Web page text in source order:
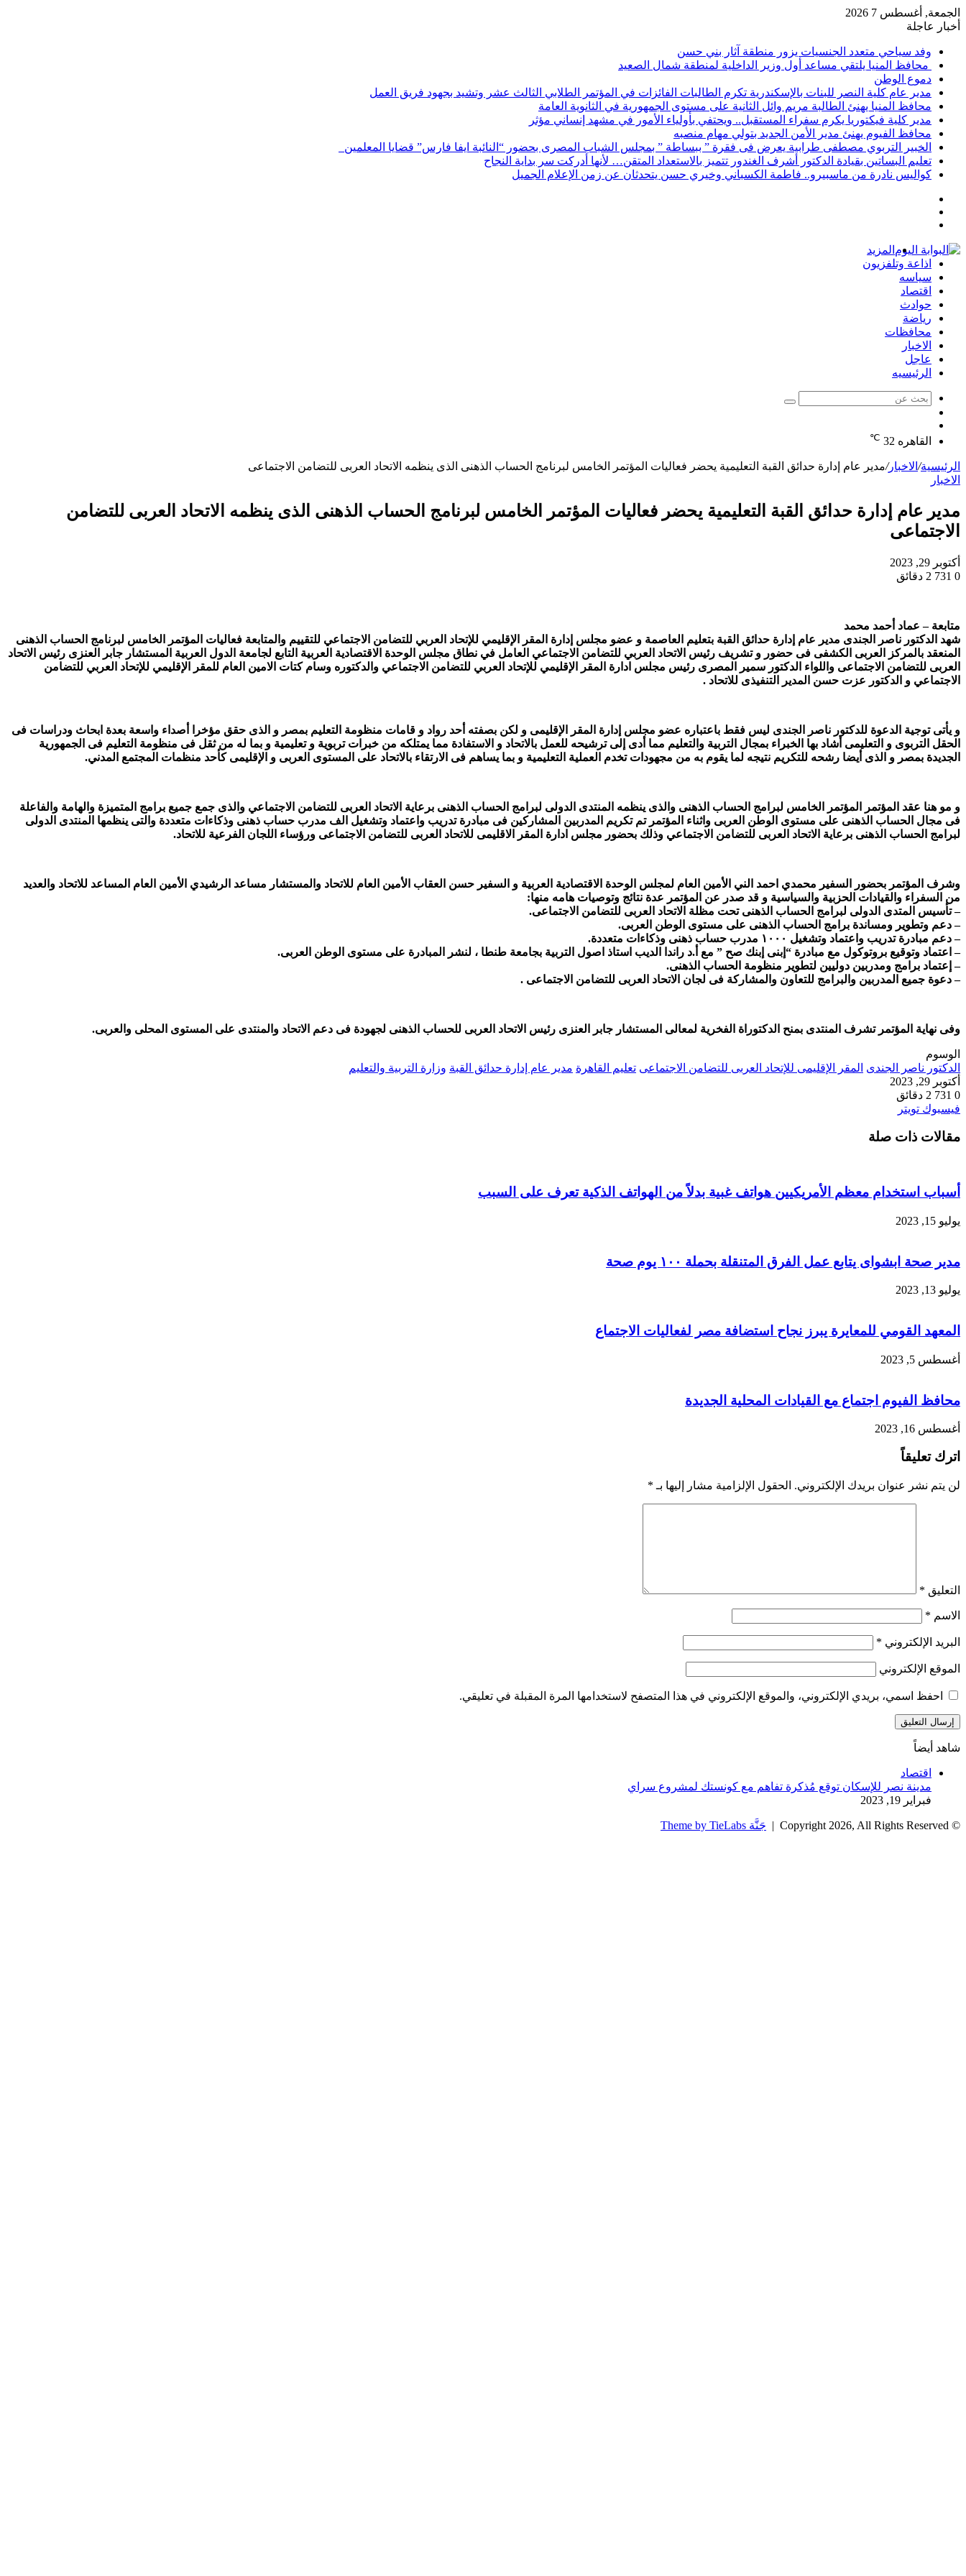
الجمعة, أغسطس 7 2026
أخبار عاجلة
وفد سياحي متعدد الجنسيات يزور منطقة آثار بني حسن
محافظ المنيا يلتقي مساعد أول وزير الداخلية لمنطقة شمال الصعيد
دموع الوطن
مدير عام كلية النصر للبنات بالإسكندرية تكرم الطالبات الفائزات في المؤتمر الطلابي الثالث عشر وتشيد بجهود فريق العمل
محافظ المنيا يهنئ الطالبة مريم وائل الثانية على مستوى الجمهورية في الثانوية العامة
مدير كلية فيكتوريا يكرم سفراء المستقبل.. ويحتفي بأولياء الأمور في مشهد إنساني مؤثر
محافظ الفيوم يهنئ مدير الأمن الجديد بتولي مهام منصبه
الخبير التربوي مصطفى طرابية يعرض فى فقرة ” ببساطة ” بمجلس الشباب المصرى بحضور “النائبة ايفا فارس” قضايا المعلمين
تعليم البساتين بقيادة الدكتور أشرف الغندور تتميز بالاستعداد المتقن… لأنها أدركت سر بداية النجاح
كواليس نادرة من ماسبيرو.. فاطمة الكسباني وخيري حسن يتحدثان عن زمن الإعلام الجميل
المزيد
اذاعة وتلفزيون
سياسه
اقتصاد
حوادث
رياضة
محافظات
الاخبار
عاجل
الرئيسيه
بحث
عشوائي
القاهره 32
℃
الرئيسية/ الاخبار/مدير عام إدارة حدائق القبة التعليمية يحضر فعاليات المؤتمر الخامس لبرنامج الحساب الذهنى الذى ينظمه الاتحاد العربى للتضامن الاجتماعى
الاخبار
مدير عام إدارة حدائق القبة التعليمية يحضر فعاليات المؤتمر الخامس لبرنامج الحساب الذهنى الذى ينظمه الاتحاد العربى للتضامن
الاجتماعى
أكتوبر 29, 2023
0
2 دقائق
متابعة – عماد أحمد محمد
شهد الدكتور ناصر الجندى مدير عام إدارة حدائق القبة بتعليم العاصمة و عضو مجلس إدارة المقر الإقليمي للإتحاد العربي للتضامن الاجتماعي للتقييم والمتابعة فعاليات المؤتمر الخامس لبرنامج الحساب الذهنى
المنعقد بالمركز العربى الكشفى فى حضور و تشريف رئيس الاتحاد العربي للتضامن الاجتماعي العامل في نطاق مجلس الوحدة الاقتصادية العربية التابع لجامعة الدول العربية المستشار جابر العنزى رئيس الاتحاد
العربى للتضامن الاجتماعى واللواء الدكتور سمير المصرى رئيس مجلس ادارة المقر الإقليمي للإتحاد العربي للتضامن الاجتماعي والدكتوره وسام كتات الامين العام للمقر الإقليمي للإتحاد العربي للتضامن
الاجتماعي و الدكتور عزت حسن المدير التنفيذى للاتحاد .
و يأتى توجية الدعوة للدكتور ناصر الجندى ليس فقط باعتباره عضو مجلس إدارة المقر الإقليمى و لكن بصفته أحد رواد و قامات منظومة التعليم بمصر و الذى حقق مؤخرا أصداء واسعة بعدة ابحاث ودراسات فى
الحقل التربوى و التعليمى أشاد بها الخبراء بمجال التربية والتعليم مما أدى إلى ترشيحه للعمل بالاتحاد و الاستفادة مما يمتلكه من خبرات تربوية و تعليمية و بما له من ثقل فى منظومة التعليم فى الجمهورية
الجديدة بمصر و الذى أيضا رشحه للتكريم نتيجه لما يقوم به من مجهودات تخدم العملية التعليمية و بما يساهم فى الارتقاء بالاتحاد على المستوى العربى و الإقليمى كأحد منظمات المجتمع المدني.
و مو هنا عقد المؤتمر المؤتمر الخامس لبرامج الحساب الذهنى والذى ينظمه المنتدى الدولى لبرامج الحساب الذهنى برعاية الاتحاد العربى للتضامن الاجتماعي والذى جمع جميع برامج المتميزة والهامة والفاعلة
فى مجال الحساب الذهنى على مستوى الوطن العربى واثناء المؤتمر تم تكريم المدربين المشاركين فى مبادرة تدريب واعتماد وتشغيل الف مدرب حساب ذهنى وذكاءات متعددة والتى ينظمها المنتدى الدولى
لبرامج الحساب الذهنى برعاية الاتحاد العربى للتضامن الاجتماعي وذلك بحضور مجلس ادارة المقر الاقليمى للاتحاد العربى للتضامن الاجتماعى ورؤساء اللجان الفرعية للاتحاد.
وشرف المؤتمر بحضور السفير محمدي احمد الني الأمين العام لمجلس الوحدة الاقتصادية العربية و السفير حسن العقاب الأمين العام للاتحاد والمستشار مساعد الرشيدي الأمين العام المساعد للاتحاد والعديد
من السفراء والقيادات الحزبية والسياسية و قد صدر عن المؤتمر عدة نتائج وتوصيات هامه منها:
– تأسيس المتدى الدولى لبرامج الحساب الذهنى تحت مظلة الاتحاد العربى للتضامن الاجتماعى.
– دعم وتطوير ومساندة برامج الحساب الذهنى على مستوى الوطن العربى.
– دعم مبادرة تدريب واعتماد وتشغيل ١٠٠٠ مدرب حساب ذهنى وذكاءات متعددة.
– اعتماد وتوقيع بروتوكول مع مبادرة “إبنى إبنك صح ” مع أ.د راندا الديب استاذ اصول التربية بجامعة طنطا ، لنشر المبادرة على مستوى الوطن العربى.
– إعتماد برامج ومدربين دوليين لتطوير منظومة الحساب الذهنى.
– دعوة جميع المدربين والبرامج للتعاون والمشاركة فى لجان الاتحاد العربى للتضامن الاجتماعى .
وفى نهاية المؤتمر تشرف المنتدى بمنح الدكتوراة الفخرية لمعالى المستشار جابر العنزى رئيس الاتحاد العربى للحساب الذهنى لجهودة فى دعم الاتحاد والمنتدى على المستوى المحلى والعربى.
الوسوم
الدكتور ناصر الجندى المقر الإقليمى للإتحاد العربى للتضامن الاجتماعى تعليم القاهرة مدير عام إدارة حدائق القبة وزارة التربية والتعليم
أكتوبر 29, 2023
0
2 دقائق
فيسبوك تويتر
البريد
مقالات ذات صلة
أسباب استخدام معظم الأمريكيين هواتف غبية بدلاً من الهواتف الذكية تعرف على السبب
يوليو 15, 2023
مدير صحة ابشواى يتابع عمل الفرق المتنقلة بحملة ١٠٠ يوم صحة
يوليو 13, 2023
المعهد القومي للمعايرة يبرز نجاح استضافة مصر لفعاليات الاجتماع
أغسطس 5, 2023
محافظ الفيوم اجتماع مع القيادات المحلية الجديدة
أغسطس 16, 2023
اترك تعليقاً
لن يتم نشر عنوان بريدك الإلكتروني. الحقول الإلزامية مشار إليها بـ *
التعليق *
الاسم *
البريد الإلكتروني *
الموقع الإلكتروني
احفظ اسمي، بريدي الإلكتروني، والموقع الإلكتروني في هذا المتصفح لاستخدامها المرة المقبلة في تعليقي.
شاهد أيضاً
اقتصاد
مدينة نصر للإسكان توقع مُذكرة تفاهم مع كونستك لمشروع سراي
فبراير 19, 2023
© Copyright 2026, All Rights Reserved |
جَنَّة Theme by TieLabs